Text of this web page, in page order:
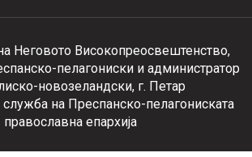
Неговото Високопреосвештенство,
пелагониски и администратор
новозеландски, г. Петар
на Преспанско-пелагониската
православна епархија